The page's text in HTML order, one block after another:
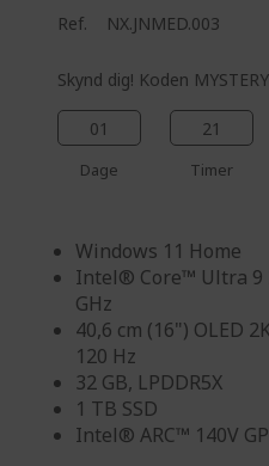
Ref. NX.JNMED.003
Skynd dig! Koden
01
Dage
21
Timer
Windows 11 Home
Intel® Core™ Ultra 9
GHz
40,6 cm (16") OLED
120 Hz
32 GB, LPDDR5X
1 TB SSD
Intel® ARC™ 140V